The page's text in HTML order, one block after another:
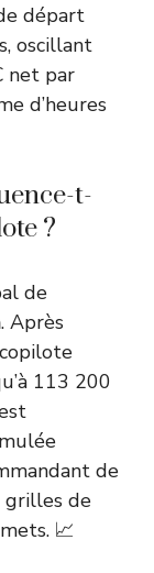
départ
oscillant
net par
d’heures
t-
?
de
. Après
113 200
de
grilles de
📈